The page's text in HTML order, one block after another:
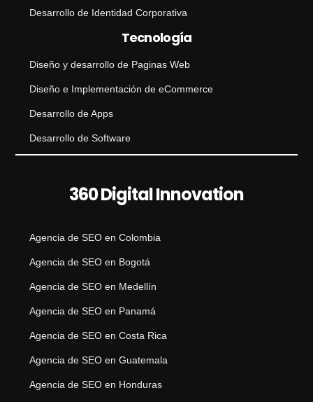
Desarrollo de Identidad Corporativa
Tecnología
Diseño y desarrollo de Paginas Web
Diseño e Implementación de eCommerce
Desarrollo de Apps
Desarrollo de Software
360 Digital Innovation
Agencia de SEO en Colombia
Agencia de SEO en Bogotá
Agencia de SEO en Medellín
Agencia de SEO en Panamá
Agencia de SEO en Costa Rica
Agencia de SEO en Guatemala
Agencia de SEO en Honduras